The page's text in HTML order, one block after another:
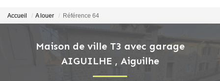
Maisons
Locaux Professionnels
Parkings
Immeubles
Accueil A louer Référence 64
Maison de ville T3 avec garage
AIGUILHE , Aiguilhe